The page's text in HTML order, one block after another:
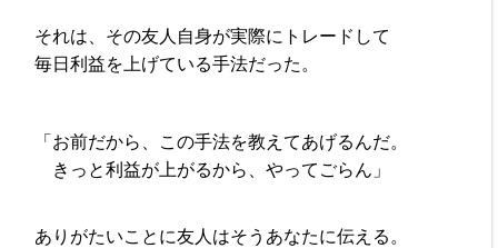
それは、その友人自身が実際にトレードして
毎日利益を上げている手法だった。
「お前だから、この手法を教えてあげるんだ。
きっと利益が上がるから、やってごらん」
ありがたいことに友人はそうあなたに伝える。